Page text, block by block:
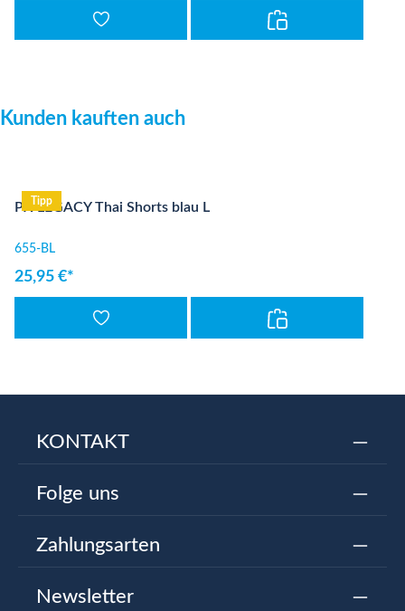
Produktgalerie überspringen
Kunden kauften auch
Tipp
PX LEGACY Thai Shorts blau L
655-BL
25,95 €*
KONTAKT
Folge uns
Zahlungsarten
Newsletter